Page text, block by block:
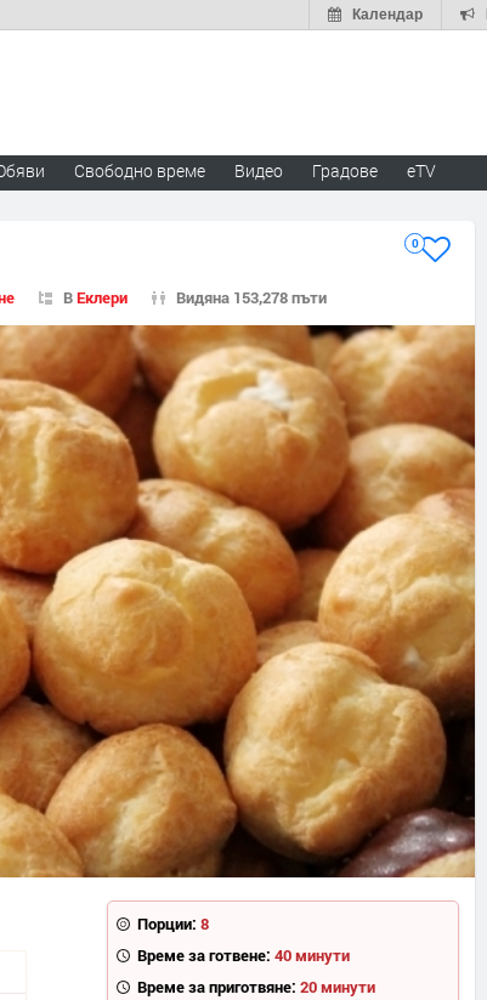
Календар
Свободно време Видео Градове eTV
0
ВЕклери Видяна 153,278 пъти
Порции: 8
Време за готвене: 40 минути
Време за приготвяне: 20 минути